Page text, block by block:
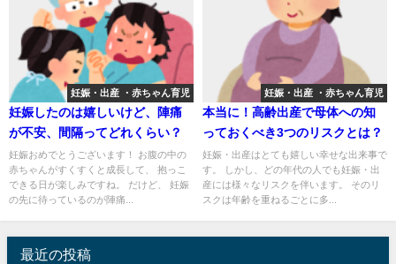
妊娠・出産 ・赤ちゃん育児
妊娠したのは嬉しいけど、陣痛
が不安、間隔ってどれくらい？
妊娠おめでとうございます！ お腹の中の
赤ちゃんがすくすくと成長して、 抱っこ
できる日が楽しみですね。 だけど、 妊娠
の先に待っているのが陣痛...
妊娠・出産 ・赤ちゃん育児
本当に！高齢出産で母体への知
っておくべき3つのリスクとは？
妊娠・出産はとても嬉しい幸せな出来事で
す。 しかし、どの年代の人でも妊娠・出
産には様々なリスクを伴います。 そのリ
スクは年齢を重ねるごとに多...
最近の投稿